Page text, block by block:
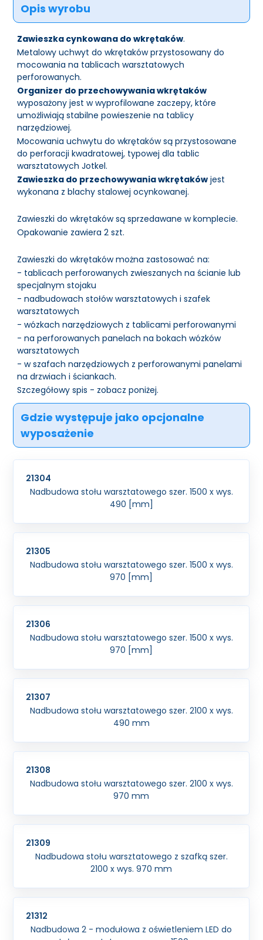
Opis wyrobu
Zawieszka cynkowana do wkrętaków.
Metalowy uchwyt do wkrętaków przystosowany do
mocowania na tablicach warsztatowych
perforowanych.
Organizer do przechowywania wkrętaków
wyposażony jest w wyprofilowane zaczepy, które
umożliwiają stabilne powieszenie na tablicy
narzędziowej.
Mocowania uchwytu do wkrętaków są przystosowane
do perforacji kwadratowej, typowej dla tablic
warsztatowych Jotkel.
Zawieszka do przechowywania wkrętaków jest
wykonana z blachy stalowej ocynkowanej.
Zawieszki do wkrętaków są sprzedawane w komplecie.
Opakowanie zawiera 2 szt.
Zawieszki do wkrętaków można zastosować na:
- tablicach perforowanych zwieszanych na ścianie lub
specjalnym stojaku
- nadbudowach stołów warsztatowych i szafek
warsztatowych
- wózkach narzędziowych z tablicami perforowanymi
- na perforowanych panelach na bokach wózków
warsztatowych
- w szafach narzędziowych z perforowanymi panelami
na drzwiach i ściankach.
Szczegółowy spis - zobacz poniżej.
Gdzie występuje jako opcjonalne
wyposażenie
21304
Nadbudowa stołu warsztatowego szer. 1500 x wys.
490 [mm]
21305
Nadbudowa stołu warsztatowego szer. 1500 x wys.
970 [mm]
21306
Nadbudowa stołu warsztatowego szer. 1500 x wys.
970 [mm]
21307
Nadbudowa stołu warsztatowego szer. 2100 x wys.
490 mm
21308
Nadbudowa stołu warsztatowego szer. 2100 x wys.
970 mm
21309
Nadbudowa stołu warsztatowego z szafką szer.
2100 x wys. 970 mm
21312
Nadbudowa 2 - modułowa z oświetleniem LED do